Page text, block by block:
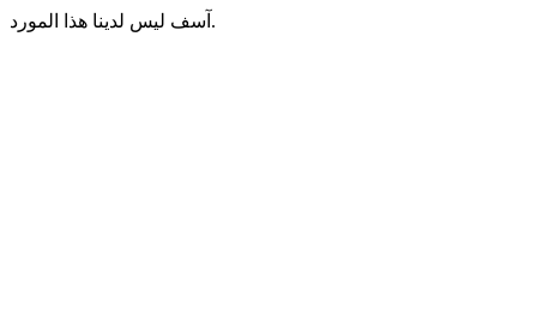
آسف ليس لدينا هذا المورد.